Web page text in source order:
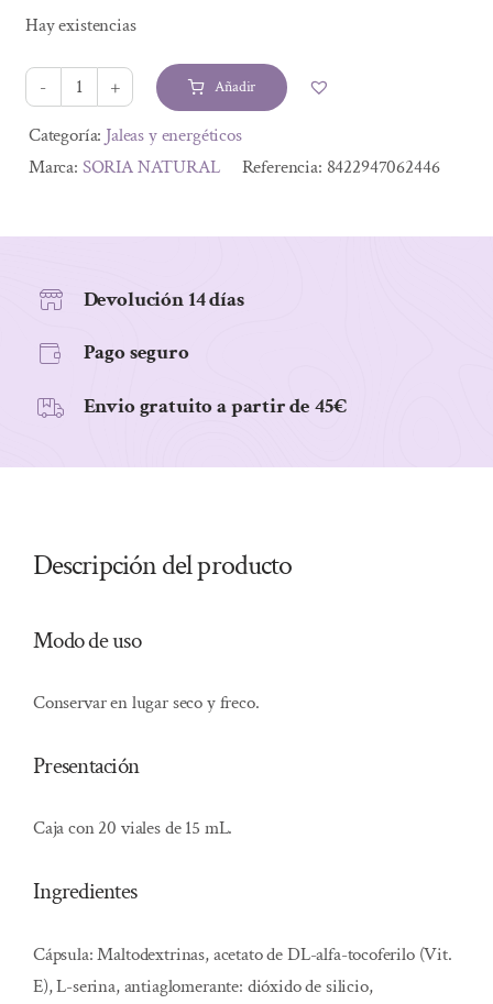
era:
29,95 €.
es:
26,66 €.
Hay existencias
FOSTPRINT
CLASSIC
20
Añadir
Alternative:
Categoría: Jaleas y energéticos
Marca: SORIA NATURAL Referencia: 8422947062446
Devolución 14 días
Pago seguro
Envio gratuito a partir de 45€
Descripción del producto
Modo de uso
Conservar en lugar seco y freco.
Presentación
Caja con 20 viales de 15 mL.
Ingredientes
Cápsula: Maltodextrinas, acetato de DL-alfa-tocoferilo (Vit.
E), L-serina, antiaglomerante: dióxido de silicio,